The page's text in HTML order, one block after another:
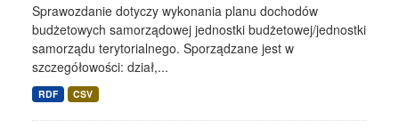
Sprawozdanie dotyczy wykonania planu dochodów
budżetowych samorządowej jednostki budżetowej/jednostki
samorządu terytorialnego. Sporządzane jest w
szczegółowości: dział,...
RDF CSV